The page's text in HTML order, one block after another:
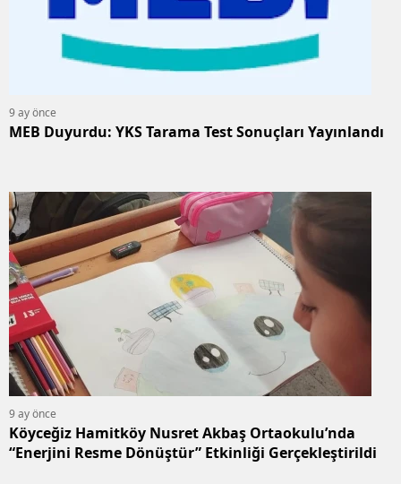
9 ay önce
MEB Duyurdu: YKS Tarama Test Sonuçları Yayınlandı
9 ay önce
Köyceğiz Hamitköy Nusret Akbaş Ortaokulu’nda
“Enerjini Resme Dönüştür” Etkinliği Gerçekleştirildi